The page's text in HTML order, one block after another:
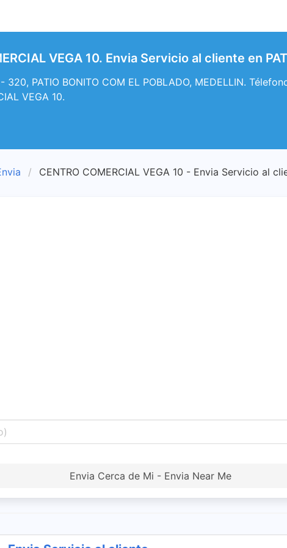
VEGA 10. Envia Servicio al cliente en
320, PATIO BONITO COM EL POBLADO, MEDELLIN.
VEGA 10.
CENTRO COMERCIAL VEGA 10 - Envia Servicio al
Envia Cerca de Mi - Envia Near Me